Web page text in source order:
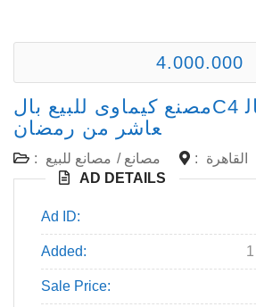
4.000.000
مصنع كيماوى للبيع بالC4 بال
عاشر من رمضان
: مصانع / مصانع للبيع :
القاهرة
AD DETAILS
Ad ID:
Added:
Sale Price: